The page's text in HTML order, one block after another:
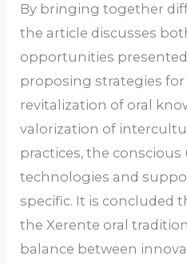
By bringing together
the article discusses
opportunities
proposing strategies
revitalization of oral
valorization of
practices, the conscious
technologies and
specific. It is concluded
the Xerente oral
balance between